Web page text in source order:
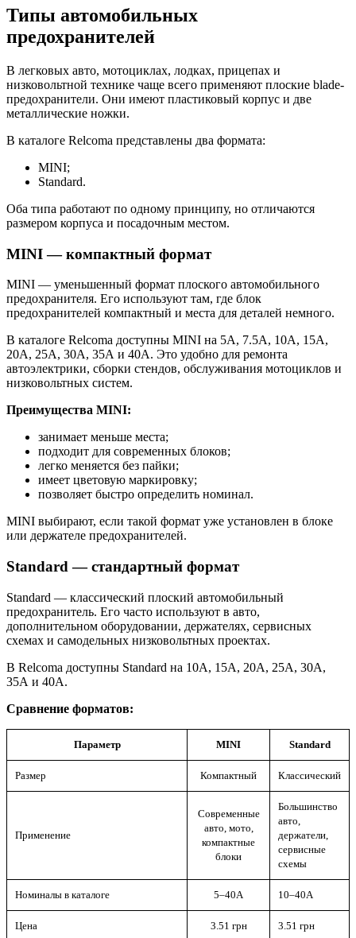
Типы автомобильных
предохранителей
В легковых авто, мотоциклах, лодках, прицепах и
низковольтной технике чаще всего применяют плоские blade-
предохранители. Они имеют пластиковый корпус и две
металлические ножки.
В каталоге Relcoma представлены два формата:
MINI;
Standard.
Оба типа работают по одному принципу, но отличаются
размером корпуса и посадочным местом.
MINI — компактный формат
MINI — уменьшенный формат плоского автомобильного
предохранителя. Его используют там, где блок
предохранителей компактный и места для деталей немного.
В каталоге Relcoma доступны MINI на 5А, 7.5А, 10А, 15А,
20А, 25А, 30А, 35А и 40А. Это удобно для ремонта
автоэлектрики, сборки стендов, обслуживания мотоциклов и
низковольтных систем.
Преимущества MINI:
занимает меньше места;
подходит для современных блоков;
легко меняется без пайки;
имеет цветовую маркировку;
позволяет быстро определить номинал.
MINI выбирают, если такой формат уже установлен в блоке
или держателе предохранителей.
Standard — стандартный формат
Standard — классический плоский автомобильный
предохранитель. Его часто используют в авто,
дополнительном оборудовании, держателях, сервисных
схемах и самодельных низковольтных проектах.
В Relcoma доступны Standard на 10А, 15А, 20А, 25А, 30А,
35А и 40А.
Сравнение форматов:
Параметр MINI Standard
Размер Компактный Классический
Применение
Современные
авто, мото,
компактные
блоки
Большинство
авто,
держатели,
сервисные
схемы
Номиналы в каталоге 5–40А 10–40А
Цена 3.51 грн 3.51 грн